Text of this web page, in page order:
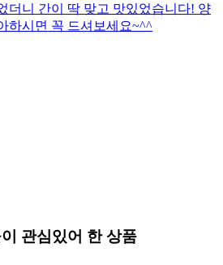
더니 간이 딱 맞고 맛있었습니다! 양
하시면 꼭 드셔보세요~^^
관심있어 한 상품